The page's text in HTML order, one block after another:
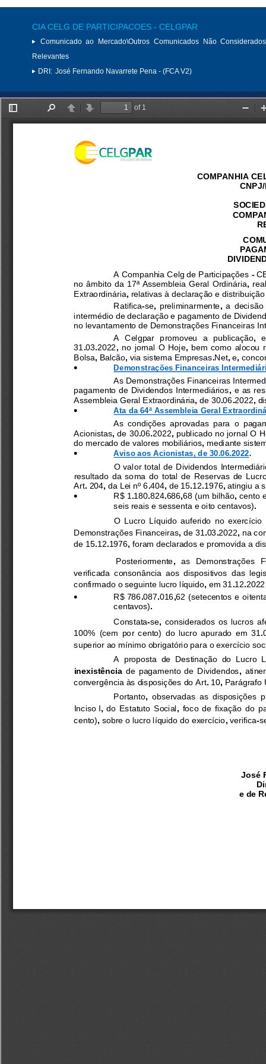
CIA CELG DE PARTICIPACOES - CELGPAR
Comunicado ao Mercado\Outros Comunicados Não
Relevantes
DRI: José Fernando Navarrete Pena - (FCA V2)